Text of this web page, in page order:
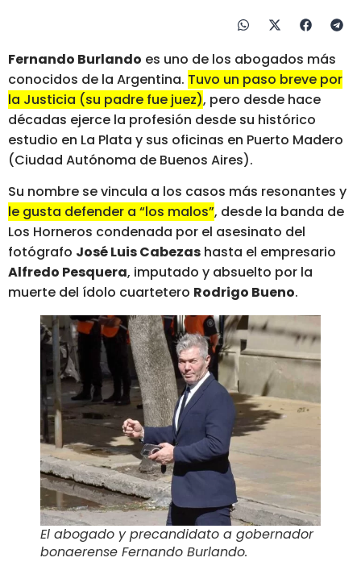
Fernando Burlando es uno de los abogados más
conocidos de la Argentina. Tuvo un paso breve por
la Justicia (su padre fue juez), pero desde hace
décadas ejerce la profesión desde su histórico
estudio en La Plata y sus oficinas en Puerto Madero
(Ciudad Autónoma de Buenos Aires).
Su nombre se vincula a los casos más resonantes y
le gusta defender a “los malos”, desde la banda de
Los Horneros condenada por el asesinato del
fotógrafo José Luis Cabezas hasta el empresario
Alfredo Pesquera, imputado y absuelto por la
muerte del ídolo cuartetero Rodrigo Bueno.
El abogado y precandidato a gobernador
bonaerense Fernando Burlando.